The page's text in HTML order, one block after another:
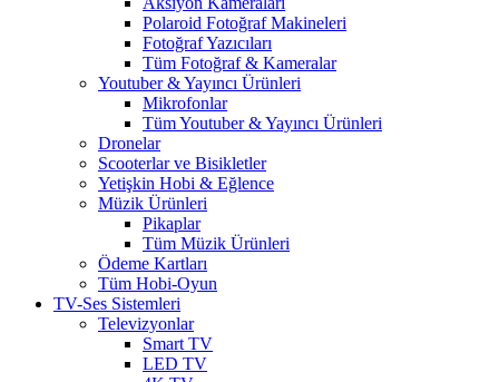
Polaroid Fotoğraf Makineleri
Fotoğraf Yazıcıları
Tüm Fotoğraf & Kameralar
Youtuber & Yayıncı Ürünleri
Mikrofonlar
Tüm Youtuber & Yayıncı Ürünleri
Dronelar
Scooterlar ve Bisikletler
Yetişkin Hobi & Eğlence
Müzik Ürünleri
Pikaplar
Tüm Müzik Ürünleri
Ödeme Kartları
Tüm Hobi-Oyun
TV-Ses Sistemleri
Televizyonlar
Smart TV
LED TV